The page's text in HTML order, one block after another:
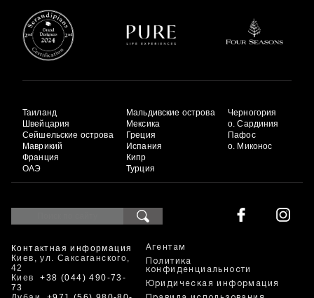
Таиланд
Швейцария
Сейшельские острова
Маврикий
Франция
ОАЭ
Мальдивские острова
Мексика
Греция
Испания
Кипр
Турция
Черногория
о. Сардиния
Пафос
о. Миконос
Контактная информация
Киев, ул. Саксаганского,
42
Киев+38 (044) 490-73-
73
Агентам
Политика
конфиденциальности
Юридическая информация